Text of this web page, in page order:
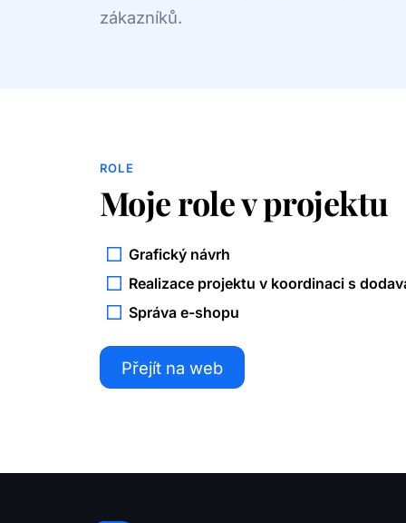
zákazníků.
ROLE
Moje role v projektu
Grafický návrh
Realizace projektu v koordinaci s
Správa e-shopu
Přejít na web